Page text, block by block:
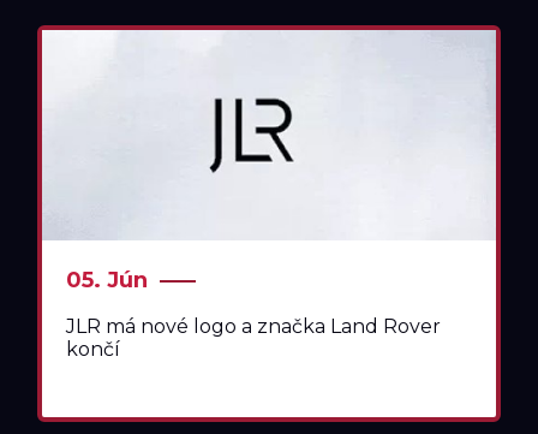
05. Jún
JLR má nové logo a značka Land Rover
končí